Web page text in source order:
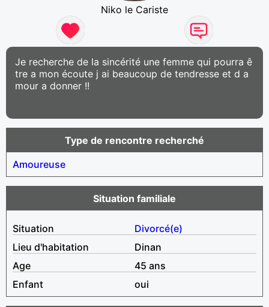
Niko le Cariste
Je recherche de la sincérité une femme qui pourra ê
tre a mon écoute j ai beaucoup de tendresse et d a
mour a donner !!
Type de rencontre recherché
Amoureuse
Situation familiale
Situation
Divorcé(e)
Lieu d'habitation
Dinan
Age
45 ans
Enfant
oui